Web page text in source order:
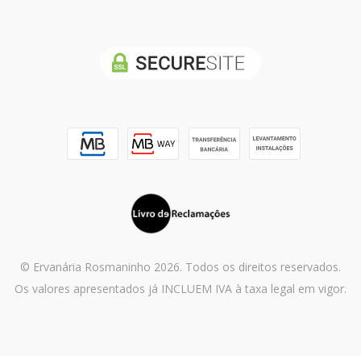
© Ervanária Rosmaninho 2026. Todos os direitos reservados.
Os valores apresentados já INCLUEM IVA à taxa legal em vigor.